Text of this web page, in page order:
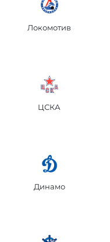
Локомотив
ЦСКА
Динамо